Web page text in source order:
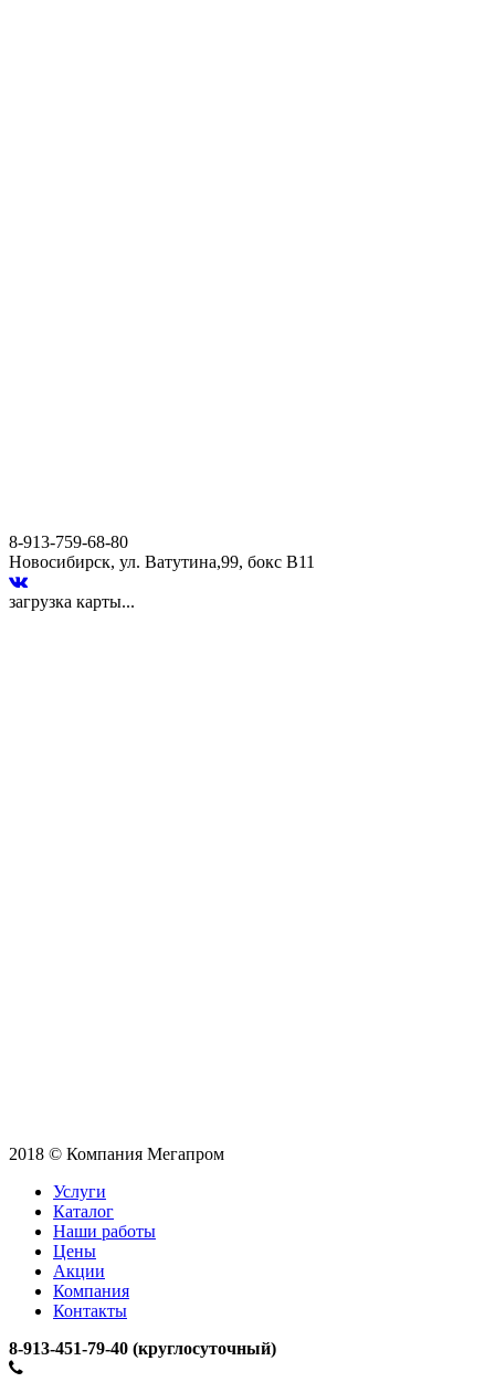
8-913-759-68-80
Новосибирск, ул. Ватутина,99, бокс В11
загрузка карты...
2018 © Компания Мегапром
Услуги
Каталог
Наши работы
Цены
Акции
Компания
Контакты
­8-913-451-79-40 (круглосуточный)